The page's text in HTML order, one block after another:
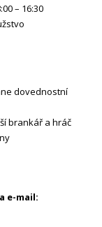
– 16:30
dovednostní
brankář a hráč
e-mail: